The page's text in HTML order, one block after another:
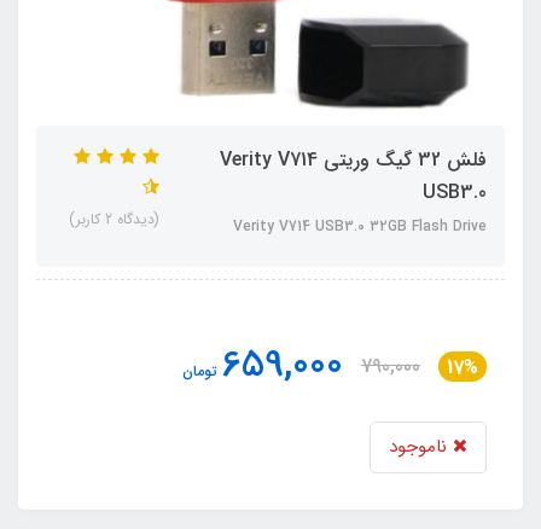
فلش 32 گیگ وریتی Verity V714
USB3.0
Verity V714 USB3.0 32GB Flash Drive (دیدگاه 2 کاربر)
17%
790,000
659,000 تومان
ناموجود